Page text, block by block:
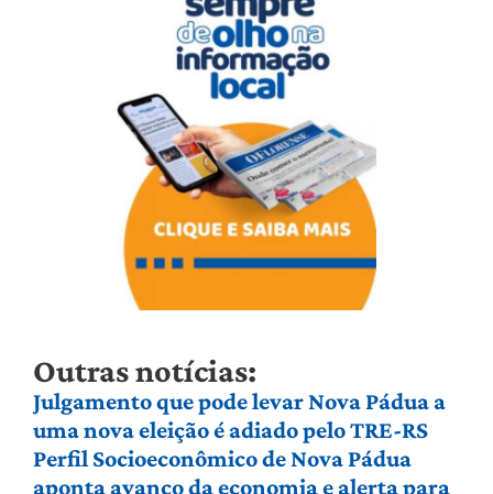
Outras notícias:
Julgamento que pode levar Nova Pádua a
uma nova eleição é adiado pelo TRE-RS
Perfil Socioeconômico de Nova Pádua
aponta avanço da economia e alerta para